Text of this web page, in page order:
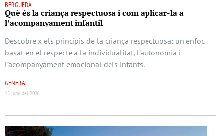
BERGUEDÀ
Què és la criança respectuosa i com aplicar-la a
l’acompanyament infantil
Descobreix els principis de la criança respectuosa: un enfoc
basat en el respecte a la individualitat, l’autonomia i
l’acompanyament emocional dels infants.
GENERAL
15 juny del 2026